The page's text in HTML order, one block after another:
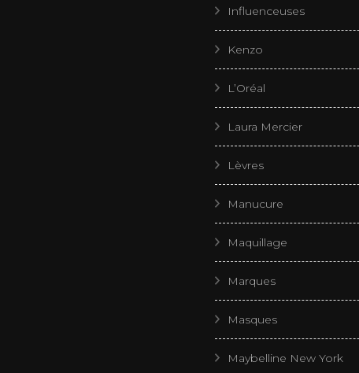
Influenceuses
Kenzo
L’Oréal
Laura Mercier
Lèvres
Manucure
Maquillage
Marques
Masques
Maybelline New York